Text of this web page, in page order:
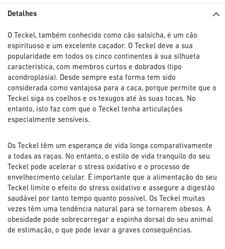
Detalhes
O Teckel, também conhecido como cão salsicha, é um cão
espirituoso e um excelente caçador. O Teckel deve a sua
popularidade em todos os cinco continentes à sua silhueta
característica, com membros curtos e dobrados (tipo
acondroplasia). Desde sempre esta forma tem sido
considerada como vantajosa para a caça, porque permite que o
Teckel siga os coelhos e os texugos até às suas tocas. No
entanto, isto faz com que o Teckel tenha articulações
especialmente sensíveis.
Os Teckel têm um esperança de vida longa comparativamente
a todas as raças. No entanto, o estilo de vida tranquilo do seu
Teckel pode acelerar o stress oxidativo e o processo de
envelhecimento celular. É importante que a alimentação do seu
Teckel limite o efeito do stress oxidativo e assegure a digestão
saudável por tanto tempo quanto possível. Os Teckel muitas
vezes têm uma tendência natural para se tornarem obesos. A
obesidade pode sobrecarregar a espinha dorsal do seu animal
de estimação, o que pode levar a graves consequências.